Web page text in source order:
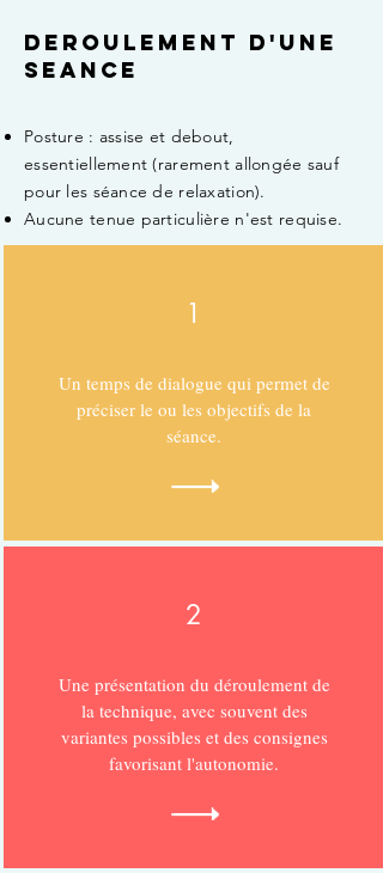
DEROULEMENT D'UNE
SEANCE
Posture : assise et debout,
essentiellement (rarement allongée sauf
pour les séance de relaxation).
Aucune tenue particulière n'est requise.
1
Un temps de dialogue qui permet de
préciser le ou les objectifs de la
séance.
2
Une présentation du déroulement de
la technique, avec souvent des
variantes possibles et des consignes
favorisant l'autonomie.